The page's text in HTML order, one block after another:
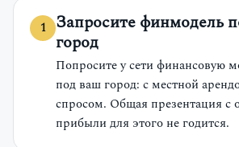
Запросите финмодель
город
Попросите у сети финансовую
под ваш город: с местной
спросом. Общая презентация с
прибыли для этого не годится.